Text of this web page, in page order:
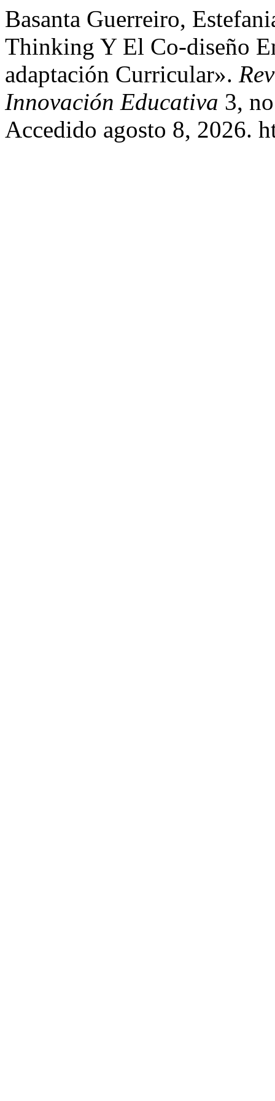
Basanta Guerreiro,
Thinking Y El Co-diseño
adaptación Curricular».
Innovación Educativa 3,
Accedido agosto 8, 2026.